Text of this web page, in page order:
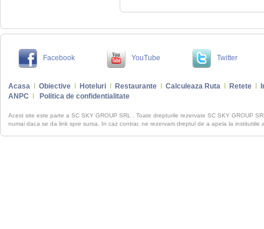
Facebook YouTube Twitter
Acasa Obiective Hoteluri Restaurante Calculeaza Ruta Retete
ANPC
Politica de confidentialitate
Acest site este parte a SC SKY GROUP SRL . Toate drepturile rezervate SC SKY GROUP
numai daca se da link spre sursa. In caz contrar, ne rezervam dreptul de a apela la institutiile